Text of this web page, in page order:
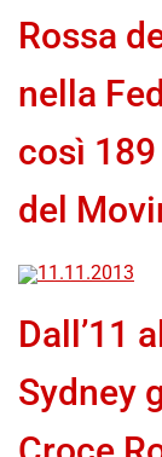
Rossa
nella
così
del
11.11.2013
Dall’11
Sydney